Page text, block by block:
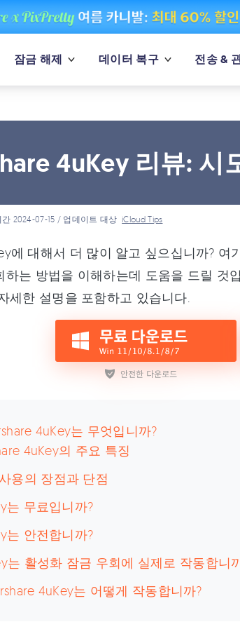
잠금 해제 데이터 복구 전송 &
4uKey 리뷰: 시
간 2024-07-15 / 업데이트 대상iCloud Tips
에 대해서 더 많이 알고 싶으십니까?
하는 방법을 이해하는데 도움을 드릴 것
세한 설명을 포함하고 있습니다.
4uKey는 무엇입니까?
4uKey의 주요 특징
용의 장점과 단점
는 무료입니까?
는 안전합니까?
는 활성화 잠금 우회에 실제로 작동합니
4uKey는 어떻게 작동합니까?